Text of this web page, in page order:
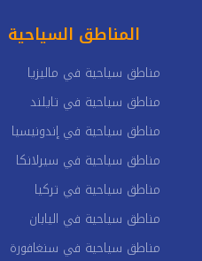
المناطق السياحية
مناطق سياحية في ماليزيا
مناطق سياحية في تايلند
مناطق سياحية في إندونيسيا
مناطق سياحية في سيرلانكا
مناطق سياحية في تركيا
مناطق سياحية في اليابان
مناطق سياحية في سنغافورة